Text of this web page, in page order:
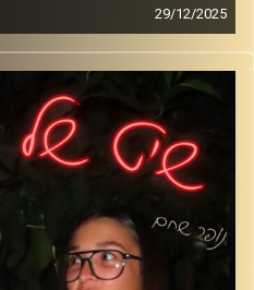
29/12/2025
אם אי פעם שכבת במיטה
שקרה לפני שנים- זה הפרק
בלילה, הודעות עם יותר מדי
כששקט.
על קנאה, אשמה, פחד להצליח
שעובד שעות נוספות גם
קרדיט תמונות: נופר שחם